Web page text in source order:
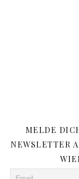
MELDE
NEWSLETTER